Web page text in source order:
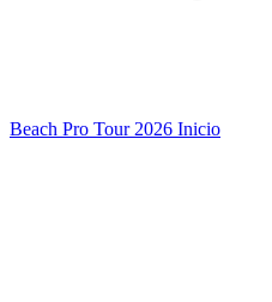
Beach Pro Tour 2026 Inicio